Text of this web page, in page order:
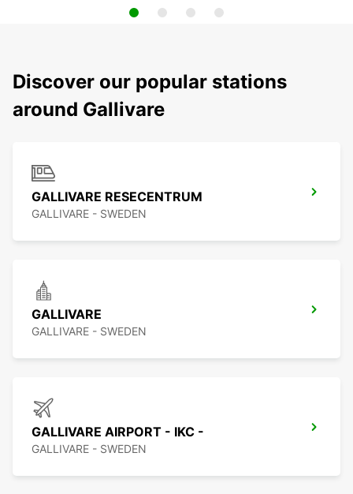
Discover our popular stations
around Gallivare
GALLIVARE RESECENTRUM
GALLIVARE - SWEDEN
GALLIVARE
GALLIVARE - SWEDEN
GALLIVARE AIRPORT - IKC -
GALLIVARE - SWEDEN